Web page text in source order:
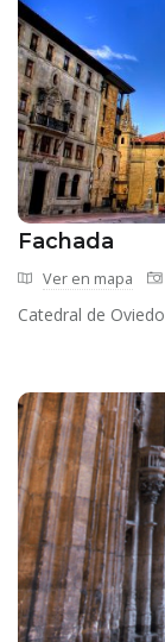
Fachada
Ver en mapa
Catedral de Oviedo